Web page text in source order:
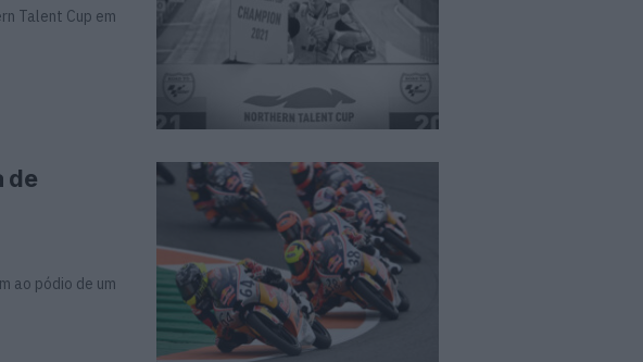
Talent Cup em
de
ao pódio de um